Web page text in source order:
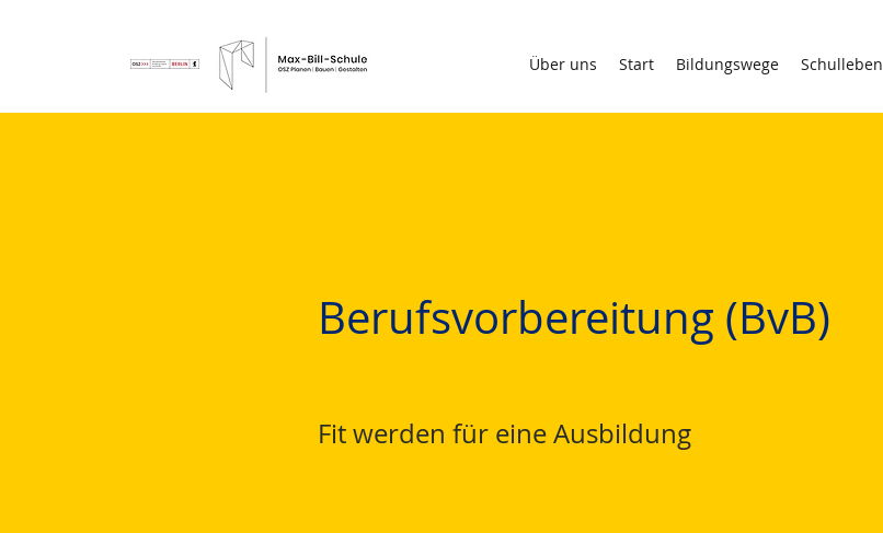
Über uns Start Bildungswege Schulleben
Berufsvorbereitung (BvB)
Fit werden für eine Ausbildung